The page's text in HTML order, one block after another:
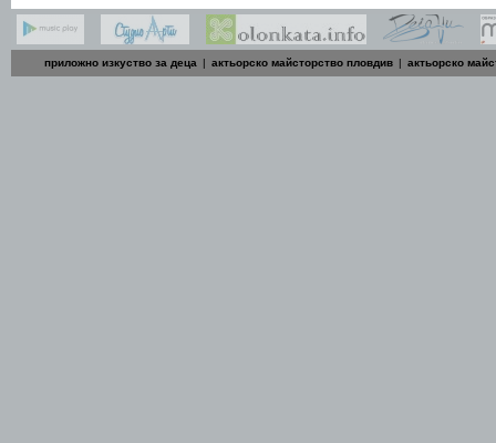
приложно изкуство за деца | актьорско майсторство пловдив | актьорско